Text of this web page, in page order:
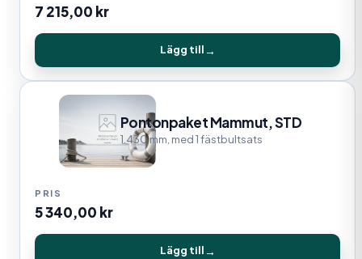
7 215,00 kr
Lägg till
Pontonpaket Mammut, STD
1.430 mm, med 1 fästbultsats
5 340,00 kr
Lägg till